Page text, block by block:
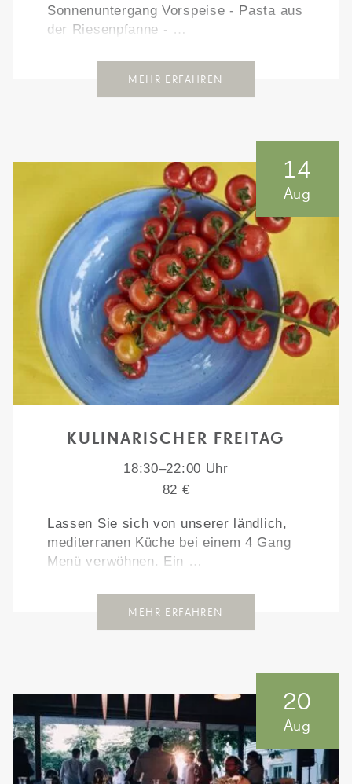
Sonnenuntergang Vorspeise - Pasta aus
der Riesenpfanne - …
MEHR ERFAHREN
14
Aug
KULINARISCHER FREITAG
18:30–22:00 Uhr
82 €
Lassen Sie sich von unserer ländlich,
mediterranen Küche bei einem 4 Gang
Menü verwöhnen. Ein …
MEHR ERFAHREN
20
Aug